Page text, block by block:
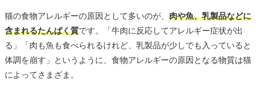
猫の食物アレルギーの原因として多いのが、 肉や魚、乳製品などに
含まれるたんぱく質です。「牛肉に反応してアレルギー症状が出
る」「肉も魚も食べられるけれど、乳製品が少しでも入っていると
体調を崩す」というように、食物アレルギーの原因となる物質は猫
によってさまざま。